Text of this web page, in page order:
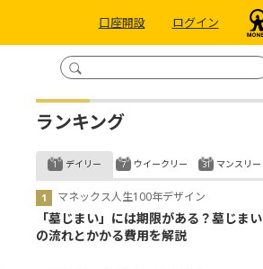
口座開設 ログイン
ランキング
デイリー
マネックス人生100年デザイン
「墓じまい」には期限がある？墓じまい
の流れとかかる費用を解説
ウイークリー マンスリー